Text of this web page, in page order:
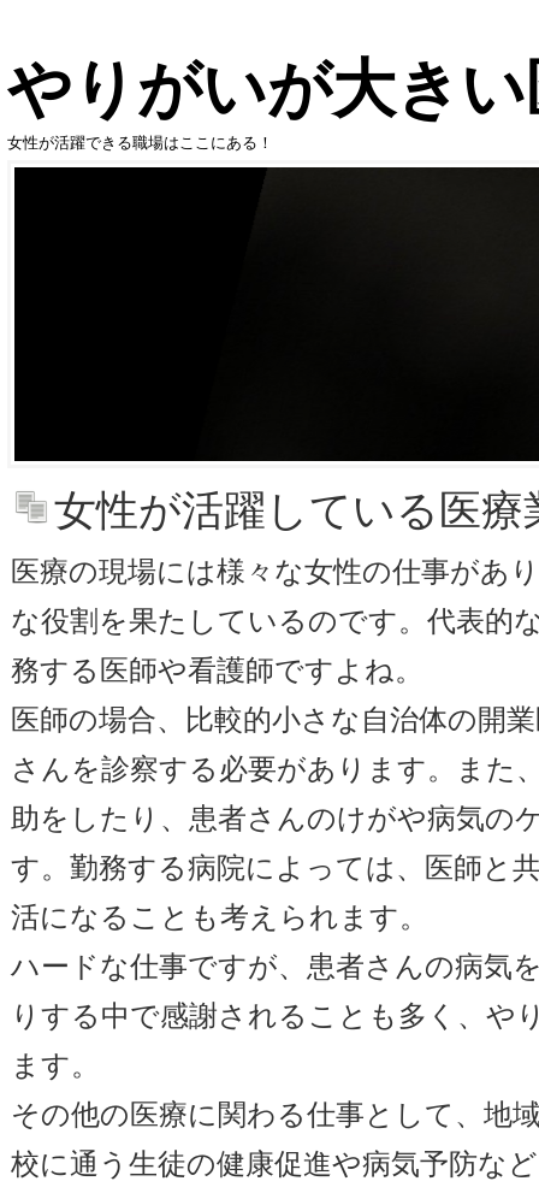
やりがいが大き
女性が活躍できる職場はここにある！
女性が活躍している医療
医療の現場には様々な女性の仕事があ
な役割を果たしているのです。代表的
務する医師や看護師ですよね。
医師の場合、比較的小さな自治体の開
さんを診察する必要があります。また
助をしたり、患者さんのけがや病気の
す。勤務する病院によっては、医師と
活になることも考えられます。
ハードな仕事ですが、患者さんの病気
りする中で感謝されることも多く、や
ます。
その他の医療に関わる仕事として、地
校に通う生徒の健康促進や病気予防な